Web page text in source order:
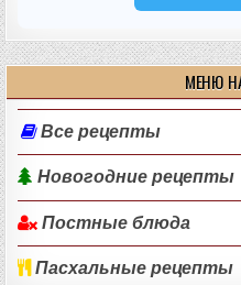
МЕНЮ
Все рецепты
Новогодние рецепты
Постные блюда
Пасхальные рецепты